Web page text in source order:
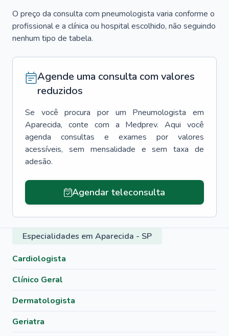
O preço da consulta com pneumologista varia conforme o
profissional e a clínica ou hospital escolhido, não seguindo
nenhum tipo de tabela.
Agende uma consulta com valores
reduzidos
Se você procura por um Pneumologista
em
Aparecida, conte com a Medprev. Aqui você
agenda consultas e exames por valores
acessíveis, sem mensalidade e sem taxa de
adesão.
Agendar teleconsulta
Especialidades em Aparecida - SP
Cardiologista
Clínico Geral
Dermatologista
Geriatra